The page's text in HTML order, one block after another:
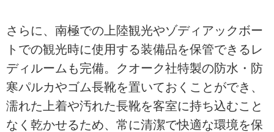
さらに、南極での上陸観光やゾディアックボー
トでの観光時に使用する装備品を保管できるレ
ディルームも完備。クオーク社特製の防水・防
寒パルカやゴム長靴を置いておくことができ、
濡れた上着や汚れた長靴を客室に持ち込むこと
なく乾かせるため、常に清潔で快適な環境を保